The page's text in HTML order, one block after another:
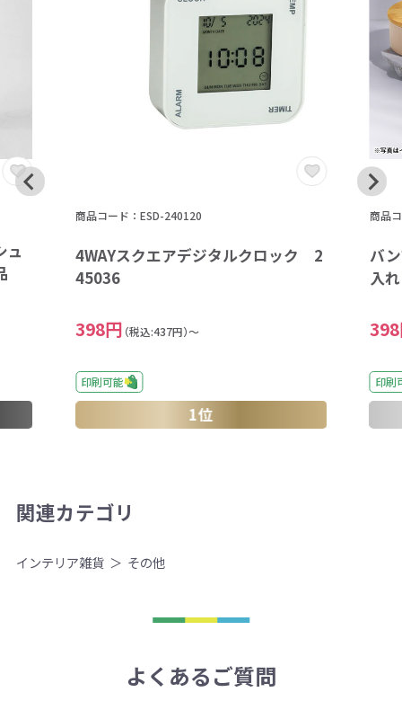
ュ
商品コード：ESD-240120
4WAYスクエアデジタルクロック 2
45036
398円 （税込:437円）～
印刷可能
1位
商品
バ
入
印刷
関連カテゴリ
インテリア雑貨 その他
よくあるご質問